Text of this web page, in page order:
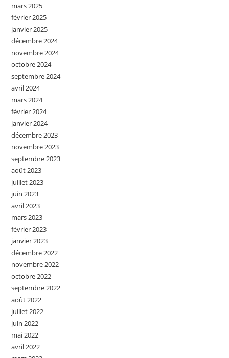
mars 2025
février 2025
janvier 2025
décembre 2024
novembre 2024
octobre 2024
septembre 2024
avril 2024
mars 2024
février 2024
janvier 2024
décembre 2023
novembre 2023
septembre 2023
août 2023
juillet 2023
juin 2023
avril 2023
mars 2023
février 2023
janvier 2023
décembre 2022
novembre 2022
octobre 2022
septembre 2022
août 2022
juillet 2022
juin 2022
mai 2022
avril 2022